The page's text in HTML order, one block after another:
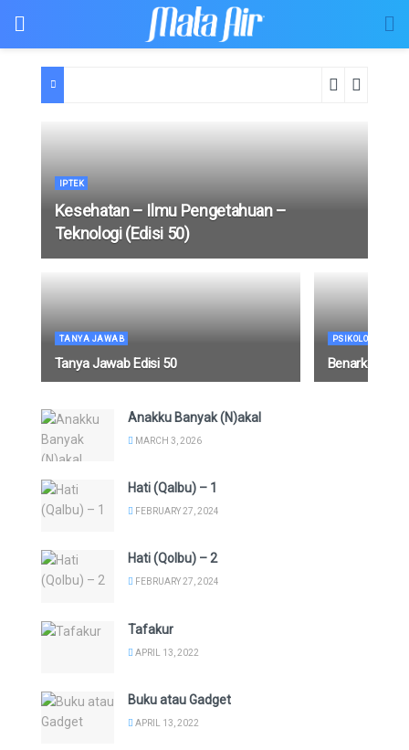
IPTEK
Kesehatan – Ilmu Pengetahuan –
Teknologi (Edisi 50)
TANYA JAWAB
Tanya Jawab Edisi 50
PSIKOLOGI
Benarkan
Anakku Banyak (N)akal
MARCH 3, 2026
Hati (Qalbu) – 1
FEBRUARY 27, 2024
Hati (Qolbu) – 2
FEBRUARY 27, 2024
Tafakur
APRIL 13, 2022
Buku atau Gadget
APRIL 13, 2022